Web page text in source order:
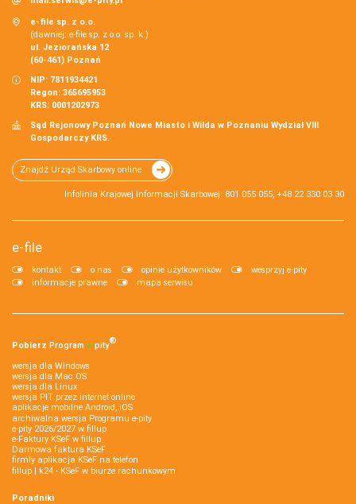
e-file sp. z o.o.
(dawniej: e-file sp. z o.o. sp. k.)
ul. Jeziorańska 12
(60-461) Poznań
NIP: 7811934421
Regon: 365695953
KRS: 0001202973
Sąd Rejonowy Poznań Nowe Miasto i Wilda w Poznaniu Wydział VIII
Gospodarczy KRS.
Znajdź Urząd Skarbowy online
Infolinia Krajowej Informacji Skarbowej: 801 055 055, +48 22 330 03 30
e-file
kontakt o nas opinie użytkowników
wesprzyj e-pity
informacje prawne
mapa serwisu
Pobierz Program e‑pity®
wersja dla Windows
wersja dla Mac OS
wersja dla Linux
wersja PIT przez internet online
aplikacje mobilne Android, iOS
archiwalna wersja Programu e-pity
e-pity 2026/2027 w fillup
e‑Faktury KSeF w fillup
Darmowa faktura KSeF
firmly aplikacja KSeF na telefon
fillup | k24 - KSeF w biurze rachunkowym
Poradniki